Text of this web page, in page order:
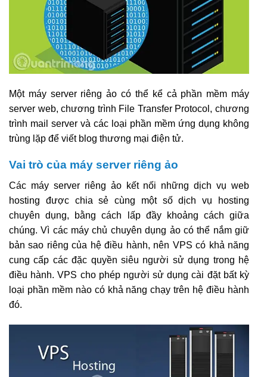
Một máy server riêng ảo có thể kể cả phần mềm máy
server web, chương trình File Transfer Protocol, chương
trình mail server và các loại phần mềm ứng dụng không
trùng lặp để viết blog thương mại điện tử.
Vai trò của máy server riêng ảo
Các máy server riêng ảo kết nối những dịch vụ web
hosting được chia sẻ cùng một số dịch vụ hosting
chuyên dụng, bằng cách lấp đầy khoảng cách giữa
chúng. Vì các máy chủ chuyên dụng ảo có thể nắm giữ
bản sao riêng của hệ điều hành, nên VPS có khả năng
cung cấp các đặc quyền siêu người sử dụng trong hệ
điều hành. VPS cho phép người sử dụng cài đặt bất kỳ
loại phần mềm nào có khả năng chạy trên hệ điều hành
đó.